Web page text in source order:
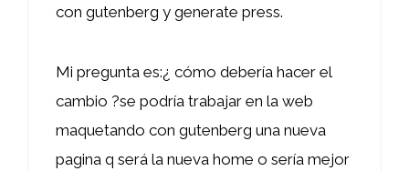
con gutenberg y generate press.
Mi pregunta es:¿ cómo debería hacer el
cambio ?se podría trabajar en la web
maquetando con gutenberg una nueva
pagina q será la nueva home o sería mejor